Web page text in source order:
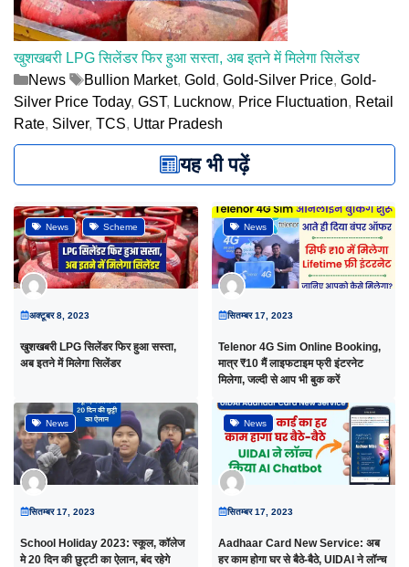
खुशखबरी LPG सिलेंडर फिर हुआ सस्ता, अब इतने में मिलेगा सिलेंडर
Categories
News Tags
Bullion Market, Gold, Gold-Silver Price, Gold-
Silver Price Today, GST, Lucknow, Price Fluctuation, Retail
Rate, Silver, TCS, Uttar Pradesh
यह भी पढ़ें
News Scheme
अक्टूबर 8, 2023
खुशखबरी LPG सिलेंडर फिर हुआ सस्ता,
अब इतने में मिलेगा सिलेंडर
News
सितम्बर 17, 2023
Telenor 4G Sim Online Booking,
मात्र ₹10 मैं लाइफटाइम फ्री इंटरनेट
मिलेगा, जल्दी से आप भी बुक करें
News
सितम्बर 17, 2023
School Holiday 2023: स्कूल, कॉलेज
मे 20 दिन की छुट्टी का ऐलान, बंद रहेगे
News
सितम्बर 17, 2023
Aadhaar Card New Service: अब
हर काम होगा घर से बैठे-बैठे, UIDAI ने लॉन्च